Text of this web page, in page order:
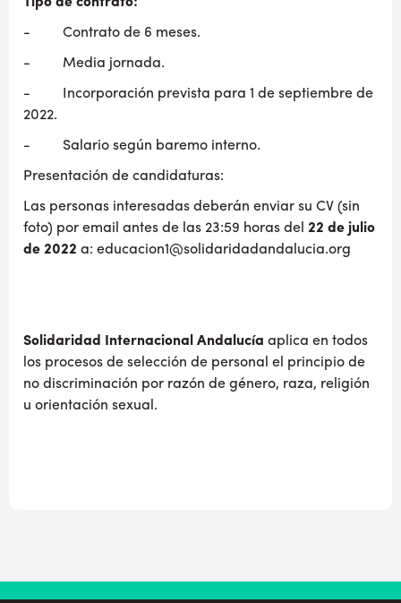
- Contrato de 6 meses.
- Media jornada.
- Incorporación prevista para 1 de septiembre de
2022.
- Salario según baremo interno.
Presentación de candidaturas:
Las personas interesadas deberán enviar su CV (sin
foto) por email antes de las 23:59 horas del 22 de julio
de 2022 a: educacion1@solidaridadandalucia.org
Solidaridad Internacional Andalucía aplica en todos
los procesos de selección de personal el principio de
no discriminación por razón de género, raza, religión
u orientación sexual.